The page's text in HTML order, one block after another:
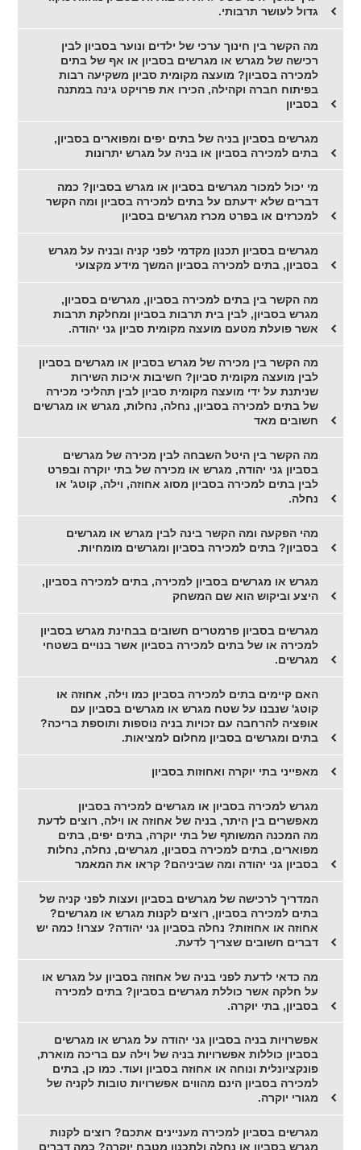
גדול לעושר תרבותי.
מה הקשר בין חינוך ערכי של ילדים ונוער בסביון לבין
רכישה של מגרש או מגרשים בסביון או אף של בתים
למכירה בסביון? מועצה מקומית סביון משקיעה רבות
בפיתוח חברה וקהילה, הכירו את פרויקט גינה במתנה
בסביון
מגרשים בסביון בניה של בתים יפים ומפוארים בסביון,
בתים למכירה בסביון או בניה על מגרש יתרונות
מי יכול למכור מגרשים בסביון או מגרש בסביון? כמה
דברים שלא ידעתם על בתים למכירה בסביון ומה הקשר
למכרזים או בפרט מכרז מגרשים בסביון
מגרשים בסביון תכנון מקדמי לפני קניה ובניה על מגרש
בסביון, בתים למכירה בסביון המשך מידע מקצועי
מה הקשר בין בתים למכירה בסביון, מגרשים בסביון,
מגרש בסביון, לבין בית תרבות בסביון ומחלקת תרבות
אשר פועלת מטעם מועצה מקומית סביון גני יהודה.
מה הקשר בין מכירה של מגרש בסביון או מגרשים בסביון
לבין מועצה מקומית סביון? חשיבות איכות השירות
שניתנת על ידי מועצה מקומית סביון לבין תהליכי מכירה
של בתים למכירה בסביון, נחלה, נחלות, מגרש או מגרשים
חשובים מאד
מה הקשר בין היטל השבחה לבין מכירה של מגרשים
בסביון גני יהודה, מגרש או מכירה של בתי יוקרה ובפרט
לבין בתים למכירה בסביון מסוג אחוזה, וילה, קוטג' או
נחלה.
מהי הפקעה ומה הקשר בינה לבין מגרש או מגרשים
בסביון? בתים למכירה בסביון ומגרשים מומחיות.
מגרש או מגרשים בסביון למכירה, בתים למכירה בסביון,
היצע וביקוש הוא שם המשחק
מגרשים בסביון פרמטרים חשובים בבחינת מגרש בסביון
למכירה או של בתים למכירה בסביון אשר בנויים בשטחי
מגרשים.
האם קיימים בתים למכירה בסביון כמו וילה, אחוזה או
קוטג' שנבנו על שטח מגרש או מגרשים בסביון עם
אופציה להרחבה עם זכויות בניה נוספות ותוספת בריכה?
בתים ומגרשים בסביון מחלום למציאות.
מאפייני בתי יוקרה ואחוזות בסביון
מגרש למכירה בסביון או מגרשים למכירה בסביון
מאפשרים בין היתר, בניה של אחוזה או וילה, רוצים לדעת
מה המכנה המשותף של בתי יוקרה, בתים יפים, בתים
מפוארים, בתים למכירה בסביון, מגרשים, נחלה, נחלות
בסביון גני יהודה ומה שביניהם? קראו את המאמר
המדריך לרכישה של מגרשים בסביון ועצות לפני קניה של
בתים למכירה בסביון, רוצים לקנות מגרש או מגרשים?
אחוזה או אחוזות? נחלה בסביון גני יהודה? עצרו! כמה יש
דברים חשובים שצריך לדעת.
מה כדאי לדעת לפני בניה של אחוזה בסביון על מגרש או
על חלקה אשר כוללת מגרשים בסביון? בתים למכירה
בסביון, בתי יוקרה.
אפשרויות בניה בסביון גני יהודה על מגרש או מגרשים
בסביון כוללות אפשרויות בניה של וילה עם בריכה מוארת,
פונקציונלית ונוחה או אחוזה בסביון ועוד. כמו כן, בתים
למכירה בסביון הינם מהווים אפשרויות טובות לקניה של
מגורי יוקרה.
מגרשים בסביון למכירה מעניינים אתכם? רוצים לקנות
מגרש בסביון או נחלה ולתכנון מטבח יוקרה? כמה דברים